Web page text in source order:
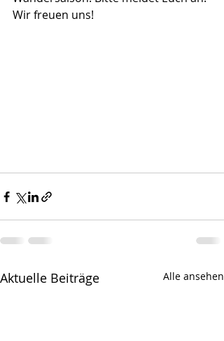
Wir freuen uns!
Aktuelle Beiträge Alle ansehen